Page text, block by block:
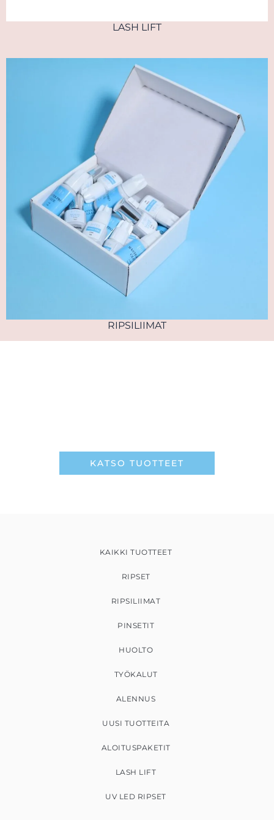
LASH LIFT
RIPSILIIMAT
KATSO TUOTTEET
KAIKKI TUOTTEET
RIPSET
RIPSILIIMAT
PINSETIT
HUOLTO
TYÖKALUT
ALENNUS
UUSI TUOTTEITA
ALOITUSPAKETIT
LASH LIFT
UV LED RIPSET